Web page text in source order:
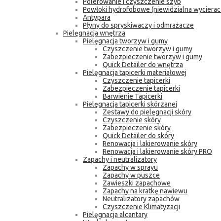
Powłoki hydrofobowe (niewidzialna
Antypara
Płyny do spryskiwaczy i odmrażacze
Pielęgnacja wnętrza
Pielęgnacja tworzyw i gumy
Czyszczenie tworzyw i gumy
Zabezpieczenie tworzyw i gumy
Quick Detailer do wnętrza
Pielęgnacja tapicerki materiałowej
Czyszczenie tapicerki
Zabezpieczenie tapicerki
Barwienie Tapicerki
Pielęgnacja tapicerki skórzanej
Zestawy do pielęgnacji skóry
Czyszczenie skóry
Zabezpieczenie skóry
Quick Detailer do skóry
Renowacja i lakierowanie skóry
Renowacja i lakierowanie skóry PRO
Zapachy i neutralizatory
Zapachy w sprayu
Zapachy w puszce
Zawieszki zapachowe
Zapachy na kratkę nawiewu
Neutralizatory zapachów
Czyszczenie Klimatyzacji
Pielęgnacja alcantary